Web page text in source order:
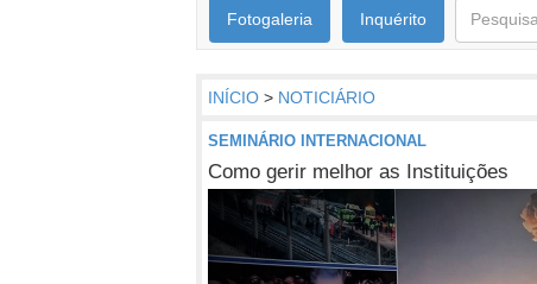
Fotogaleria Inquérito
INÍCIO > NOTICIÁRIO
SEMINÁRIO INTERNACIONAL
Como gerir melhor as Instituições